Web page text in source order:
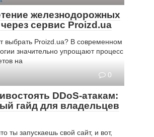
железнодорожных
сервис Proizd.ua
выбрать Proizd.ua? В современном
значительно упрощают процесс
на
0
DDoS-атакам:
гайд для владельцев
ты запускаешь свой сайт, и вот,